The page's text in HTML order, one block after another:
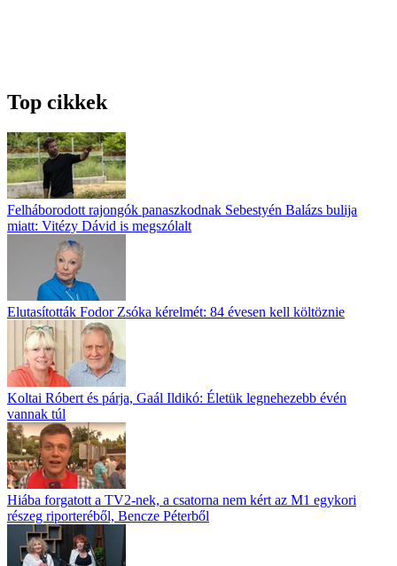
Top cikkek
Felháborodott rajongók panaszkodnak Sebestyén Balázs bulija
miatt: Vitézy Dávid is megszólalt
Elutasították Fodor Zsóka kérelmét: 84 évesen kell költöznie
Koltai Róbert és párja, Gaál Ildikó: Életük legnehezebb évén
vannak túl
Hiába forgatott a TV2-nek, a csatorna nem kért az M1 egykori
részeg riporteréből, Bencze Péterből